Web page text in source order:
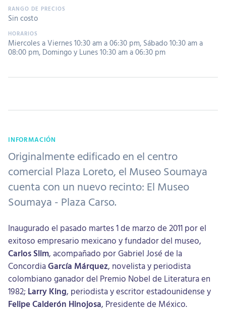
Sin costo
Miercoles a Viernes 10:30 am a 06:30 pm, Sábado 10:30 am a
08:00 pm, Domingo y Lunes 10:30 am a 06:30 pm
INFORMACIÓN
Originalmente edificado en el centro
comercial Plaza Loreto, el Museo Soumaya
cuenta con un nuevo recinto: El Museo
Soumaya - Plaza Carso.
Inaugurado el pasado martes 1 de marzo de 2011 por el
exitoso empresario mexicano y fundador del museo,
Carlos Slim, acompañado por Gabriel José de la
ConcordiaGarcía Márquez, novelista y periodista
colombiano ganador del Premio Nobel de Literatura en
1982; Larry King, periodista y escritor estadounidense y
Felipe Calderón Hinojosa, Presidente de México.